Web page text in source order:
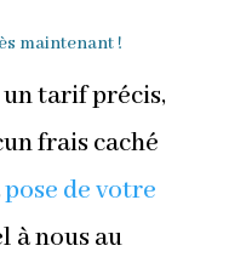
maintenant !
tarif précis,
frais caché
pose de votre
à nous au